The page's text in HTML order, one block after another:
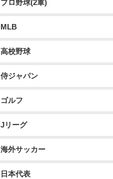
プロ野球(2軍)
MLB
高校野球
侍ジャパン
ゴルフ
Jリーグ
海外サッカー
日本代表